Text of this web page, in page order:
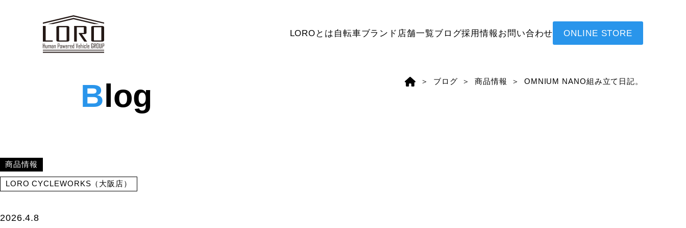
LOROとは 自転車ブランド 店舗一覧ブログ採用情報 お問い合わせ ONLINE STORE
Blog ブログ 商品情報 OMNIUM NANO組み立て日記。
商品情報
LORO CYCLEWORKS（大阪店）
2026.4.8